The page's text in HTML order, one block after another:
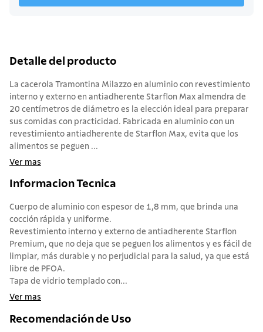
Detalle del producto
La cacerola Tramontina Milazzo en aluminio con revestimiento
interno y externo en antiadherente Starflon Max almendra de
20 centímetros de diámetro es la elección ideal para preparar
sus comidas con practicidad. Fabricada en aluminio con un
revestimiento antiadherente de Starflon Max, evita que los
alimentos se peguen ...
Ver mas
Informacion Tecnica
Cuerpo de aluminio con espesor de 1,8 mm, que brinda una
cocción rápida y uniforme.
Revestimiento interno y externo de antiadherente Starflon
Premium, que no deja que se peguen los alimentos y es fácil de
limpiar, más durable y no perjudicial para la salud, ya que está
libre de PFOA.
Tapa de vidrio templado con...
Ver mas
Recomendación de Uso